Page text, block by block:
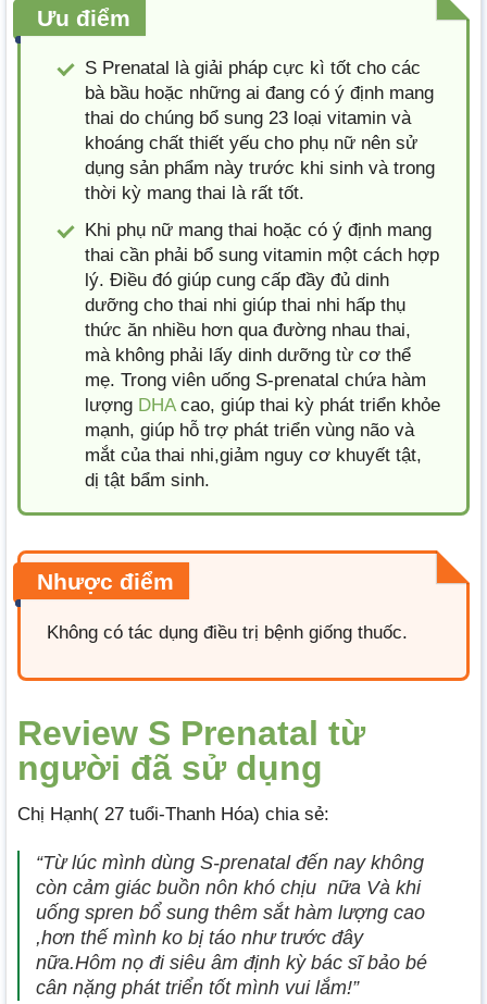
Ưu điểm
S Prenatal là giải pháp cực kì tốt cho các
bà bầu hoặc những ai đang có ý định mang
thai do chúng bổ sung 23 loại vitamin và
khoáng chất thiết yếu cho phụ nữ nên sử
dụng sản phẩm này trước khi sinh và trong
thời kỳ mang thai là rất tốt.
Khi phụ nữ mang thai hoặc có ý định mang
thai cần phải bổ sung vitamin một cách hợp
lý. Điều đó giúp cung cấp đầy đủ dinh
dưỡng cho thai nhi giúp thai nhi hấp thụ
thức ăn nhiều hơn qua đường nhau thai,
mà không phải lấy dinh dưỡng từ cơ thể
mẹ. Trong viên uống S-prenatal chứa hàm
lượng DHAcao, giúp thai kỳ phát triển khỏe
mạnh, giúp hỗ trợ phát triển vùng não và
mắt của thai nhi,giảm nguy cơ khuyết tật,
dị tật bẩm sinh.
Nhược điểm
Không có tác dụng điều trị bệnh giống thuốc.
Review S Prenatal từ
người đã sử dụng
Chị Hạnh( 27 tuổi-Thanh Hóa) chia sẻ:
“Từ lúc mình dùng S-prenatal đến nay không
còn cảm giác buồn nôn khó chịu nữa Và khi
uống spren bổ sung thêm sắt hàm lượng cao
,hơn thế mình ko bị táo như trước đây
nữa.Hôm nọ đi siêu âm định kỳ bác sĩ bảo bé
cân nặng phát triển tốt mình vui lắm!”